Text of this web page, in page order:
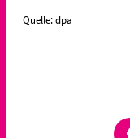
Quelle: dpa